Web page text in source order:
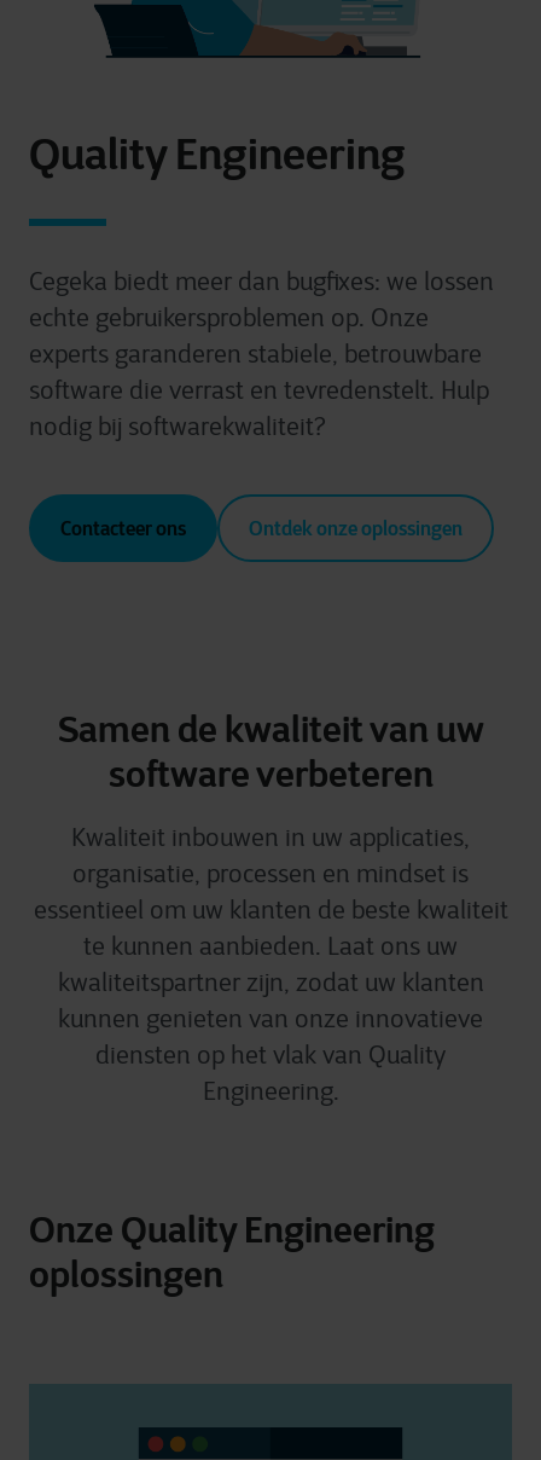
Quality Engineering
Cegeka biedt meer dan bugfixes: we lossen
echte gebruikersproblemen op. Onze
experts garanderen stabiele, betrouwbare
software die verrast en tevredenstelt. Hulp
nodig bij softwarekwaliteit?
Contacteer ons Ontdek onze oplossingen
Samen de kwaliteit van uw
software verbeteren
Kwaliteit inbouwen in uw applicaties,
organisatie, processen en mindset is
essentieel om uw klanten de beste kwaliteit
te kunnen aanbieden. Laat ons uw
kwaliteitspartner zijn, zodat uw klanten
kunnen genieten van onze innovatieve
diensten op het vlak van Quality
Engineering.
Onze Quality Engineering
oplossingen